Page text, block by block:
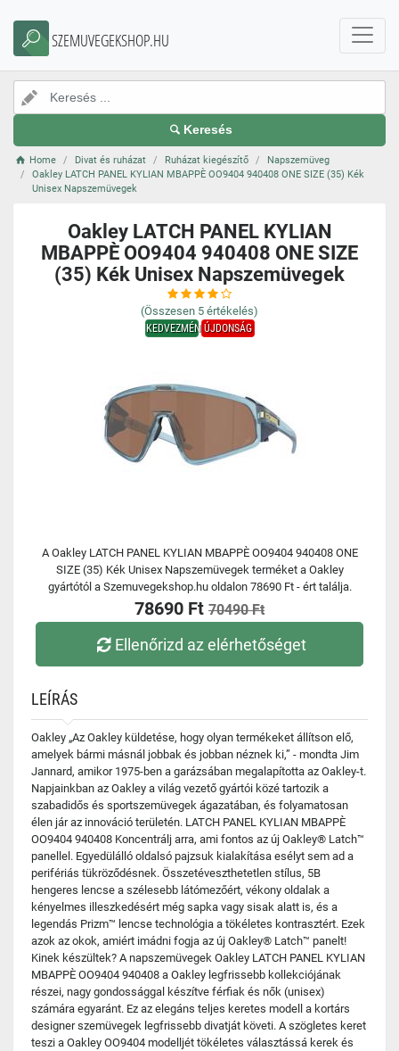
SZEMUVEGEKSHOP.HU
Keresés
Home Divat és ruházat Ruházat kiegészítő
Napszemüveg
Oakley LATCH PANEL KYLIAN MBAPPÈ OO9404 940408 ONE SIZE (35) Kék
Unisex Napszemüvegek
Oakley LATCH PANEL KYLIAN
MBAPPÈ OO9404 940408 ONE SIZE
(35) Kék Unisex Napszemüvegek
(Összesen 5 értékelés)
KEDVEZMÉNYÚJDONSÁG
A Oakley LATCH PANEL KYLIAN MBAPPÈ OO9404 940408 ONE
SIZE (35) Kék Unisex Napszemüvegek terméket a Oakley
gyártótól a Szemuvegekshop.hu oldalon 78690 Ft - ért találja.
78690 Ft 70490 Ft
Ellenőrizd az elérhetőséget
LEÍRÁS
Oakley „Az Oakley küldetése, hogy olyan termékeket állítson elő,
amelyek bármi másnál jobbak és jobban néznek ki,” - mondta Jim
Jannard, amikor 1975-ben a garázsában megalapította az Oakley-t.
Napjainkban az Oakley a világ vezető gyártói közé tartozik a
szabadidős és sportszemüvegek ágazatában, és folyamatosan
élen jár az innováció területén. LATCH PANEL KYLIAN MBAPPÈ
OO9404 940408 Koncentrálj arra, ami fontos az új Oakley® Latch™
panellel. Egyedülálló oldalsó pajzsuk kialakítása esélyt sem ad a
perifériás tükröződésnek. Összetéveszthetetlen stílus, 5B
hengeres lencse a szélesebb látómezőért, vékony oldalak a
kényelmes illeszkedésért még sapka vagy sisak alatt is, és a
legendás Prizm™ lencse technológia a tökéletes kontrasztért. Ezek
azok az okok, amiért imádni fogja az új Oakley® Latch™ panelt!
Kinek készültek? A napszemüvegek Oakley LATCH PANEL KYLIAN
MBAPPÈ OO9404 940408 a Oakley legfrissebb kollekciójának
részei, nagy gondossággal készítve férfiak és nők (unisex)
számára egyaránt. Ez az elegáns teljes keretes modell a kortárs
designer szemüvegek legfrissebb divatját követi. A szögletes keret
teszi a Oakley OO9404 modelljét tökéletes választássá kerek és